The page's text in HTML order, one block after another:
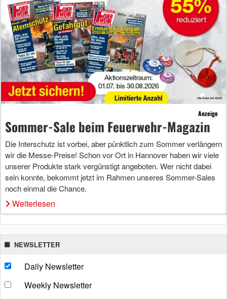
Anzeige
Sommer-Sale beim Feuerwehr-Magazin
Die Interschutz ist vorbei, aber pünktlich zum Sommer verlängern
wir die Messe-Preise! Schon vor Ort in Hannover haben wir viele
unserer Produkte stark vergünstigt angeboten. Wer nicht dabei
sein konnte, bekommt jetzt im Rahmen unseres Sommer-Sales
noch einmal die Chance.
Weiterlesen
NEWSLETTER
Daily Newsletter
Weekly Newsletter